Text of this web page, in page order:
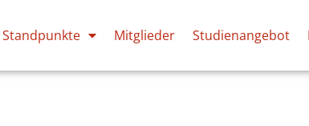
Standpunkte Mitglieder Studienangebot